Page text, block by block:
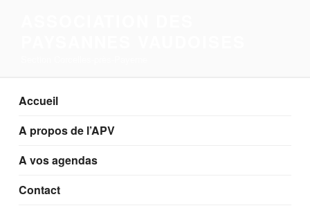
Accueil
A propos de l’APV
A vos agendas
Contact